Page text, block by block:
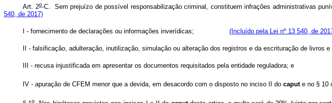
Art. 2o-C. Sem prejuízo de possível responsabilização criminal, constituem infrações
540, de 2017)
I - fornecimento de declarações ou informações inverídicas; (Incluído pela Lei nº 13 540, de
II - falsificação, adulteração, inutilização, simulação ou alteração dos registros e da escrituração
III - recusa injustificada em apresentar os documentos requisitados pela entidade reguladora;
IV - apuração de CFEM menor que a devida, em desacordo com o disposto no inciso II do capute no § 10
o